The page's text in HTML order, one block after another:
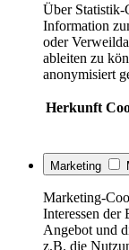
Über Statistik-
Information
oder
ableiten zu
anonymisiert
Herkunft
Marketing
Marketing-
Interessen der
Angebot und
z.B. die